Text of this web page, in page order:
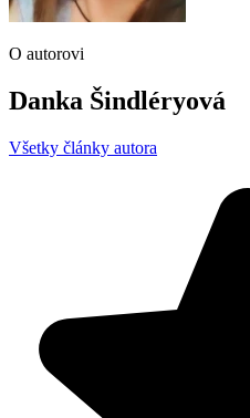
O autorovi
Danka Šindléryová
Všetky články autora